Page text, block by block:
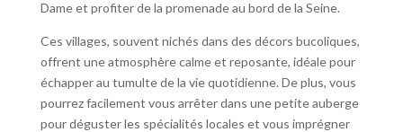
Dame et profiter de la promenade au bord de la Seine.
Ces villages, souvent nichés dans des décors bucoliques,
offrent une atmosphère calme et reposante, idéale pour
échapper au tumulte de la vie quotidienne. De plus, vous
pourrez facilement vous arrêter dans une petite auberge
pour déguster les spécialités locales et vous imprégner